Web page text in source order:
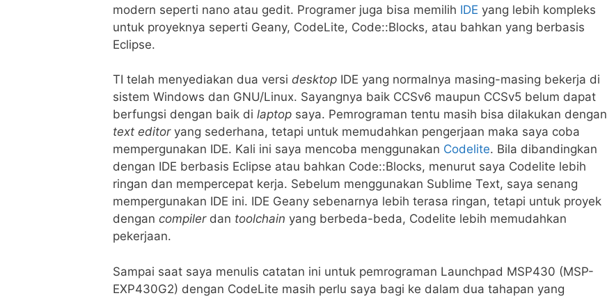
modern seperti nano atau gedit. Programer juga bisa memilih IDE yang lebih kompleks
untuk proyeknya seperti Geany, CodeLite, Code::Blocks, atau bahkan yang berbasis
Eclipse.
TI telah menyediakan dua versi desktop IDE yang normalnya masing-masing bekerja di
sistem Windows dan GNU/Linux. Sayangnya baik CCSv6 maupun CCSv5 belum dapat
berfungsi dengan baik di laptop saya. Pemrograman tentu masih bisa dilakukan dengan
text editoryang sederhana, tetapi untuk memudahkan pengerjaan maka saya coba
mempergunakan IDE. Kali ini saya mencoba menggunakan Codelite. Bila dibandingkan
dengan IDE berbasis Eclipse atau bahkan Code::Blocks, menurut saya Codelite lebih
ringan dan mempercepat kerja. Sebelum menggunakan Sublime Text, saya senang
mempergunakan IDE ini. IDE Geany sebenarnya lebih terasa ringan, tetapi untuk proyek
dengan compilerdan toolchain yang berbeda-beda, Codelite lebih memudahkan
pekerjaan.
Sampai saat saya menulis catatan ini untuk pemrograman Launchpad MSP430 (MSP-
EXP430G2) dengan CodeLite masih perlu saya bagi ke dalam dua tahapan yang